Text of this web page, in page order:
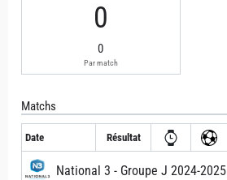
0
0
Par match
Matchs
Date Résultat
National 3 - Groupe J 2024-2025